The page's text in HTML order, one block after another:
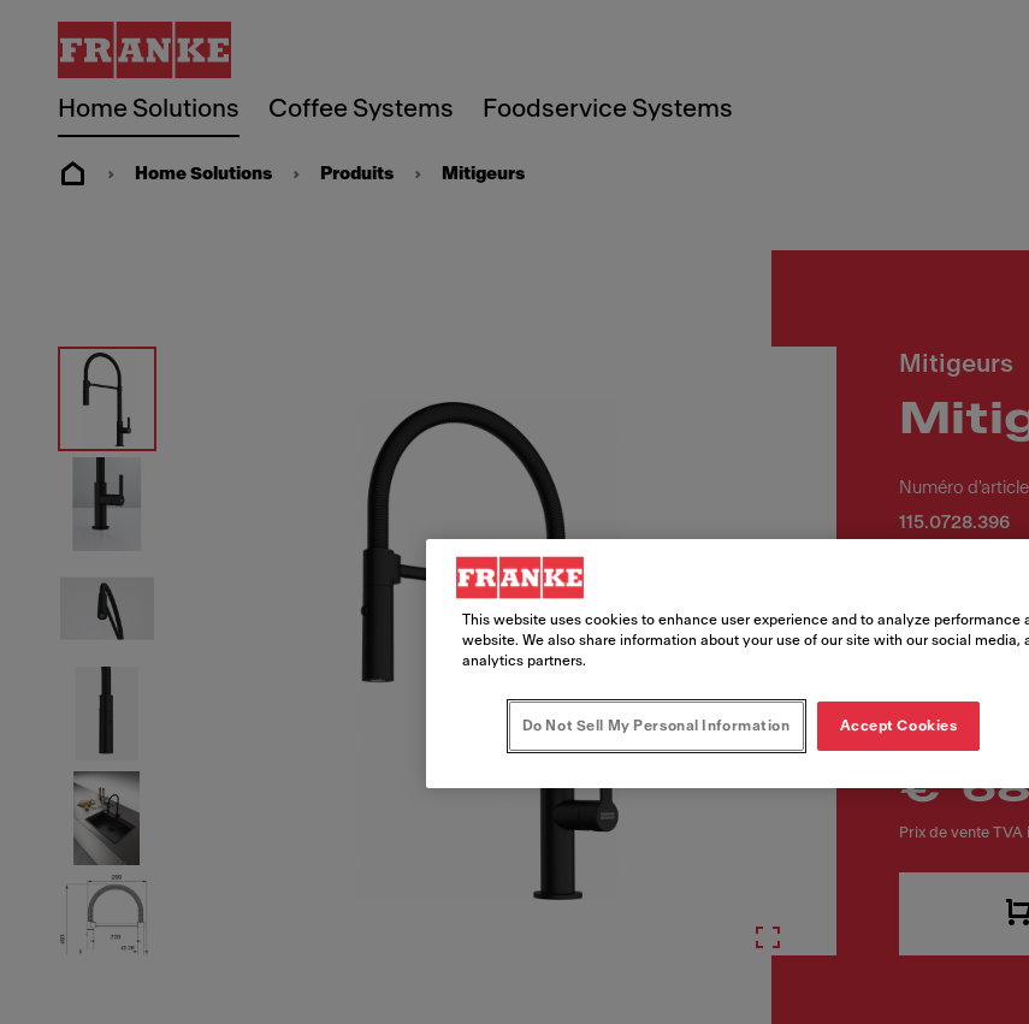
Home Solutions Coffee Systems Foodservice Systems
Home Solutions Produits Mitigeurs
Mitigeurs
Numéro d'article
115.0728.396
€
Prix de vente TVA
This website uses cookies to enhance user experience and to analyze performance
website. We also share information about your use of our site with our social media,
analytics partners.
Do Not Sell My Personal Information Accept Cookies